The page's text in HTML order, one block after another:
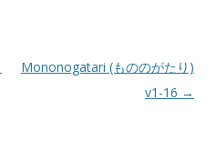
Mononogatari (もののがたり)
v1-16 →